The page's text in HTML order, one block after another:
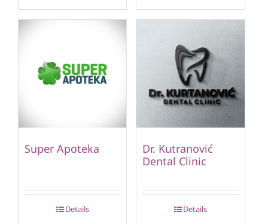
Super Apoteka
Details
Dr. Kutranović
Dental Clinic
Details